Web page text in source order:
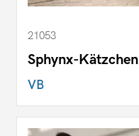
21053
Sphynx-Kätzchen
VB